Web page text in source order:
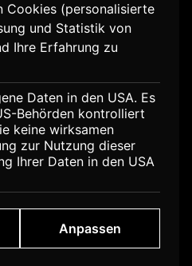
Cookies (personalisierte
und Statistik von
Ihre Erfahrung zu
Daten in den USA. Es
Behörden kontrolliert
keine wirksamen
zur Nutzung dieser
Ihrer Daten in den USA
Anpassen